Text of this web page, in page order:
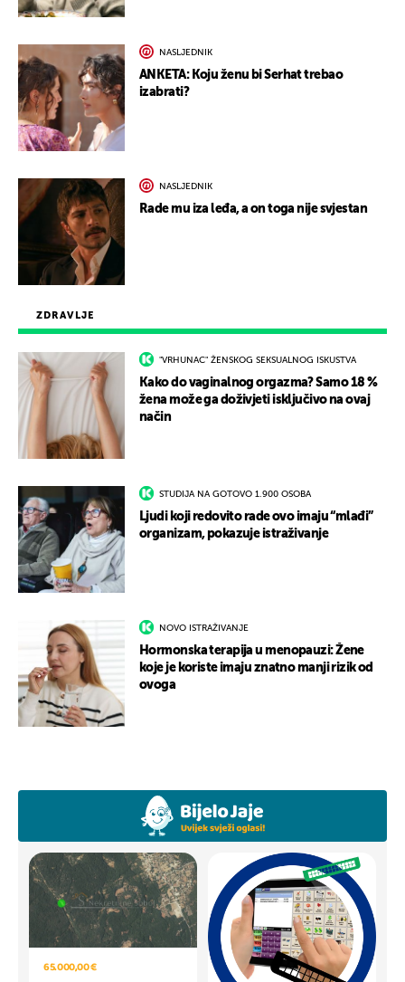
ZDRAVLJE
"VRHUNAC" ŽENSKOG SEKSUALNOG ISKUSTVA
Kako do vaginalnog orgazma? Samo 18 %
žena može ga doživjeti isključivo na ovaj
način
STUDIJA NA GOTOVO 1.900 OSOBA
Ljudi koji redovito rade ovo imaju “mlađi”
organizam, pokazuje istraživanje
NOVO ISTRAŽIVANJE
Hormonska terapija u menopauzi: Žene
koje je koriste imaju znatno manji rizik od
ovoga
NASLJEDNIK
ANKETA: Koju ženu bi Serhat trebao
izabrati?
NASLJEDNIK
Rade mu iza leđa, a on toga nije svjestan
65.000,00 €